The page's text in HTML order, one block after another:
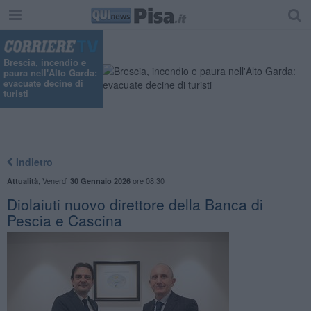
Brescia, incendio e
paura nell'Alto Garda:
evacuate decine di
turisti
Indietro
Attualità Venerdì 30 Gennaio 2026ore 08:30
Diolaiuti nuovo direttore della Banca di
Pescia e Cascina